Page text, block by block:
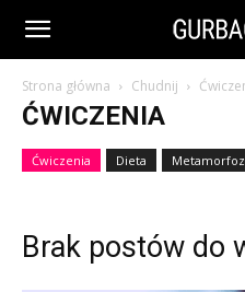
Strona główna Chudnij
ĆWICZENIA
Ćwiczenia Dieta
Brak postów do